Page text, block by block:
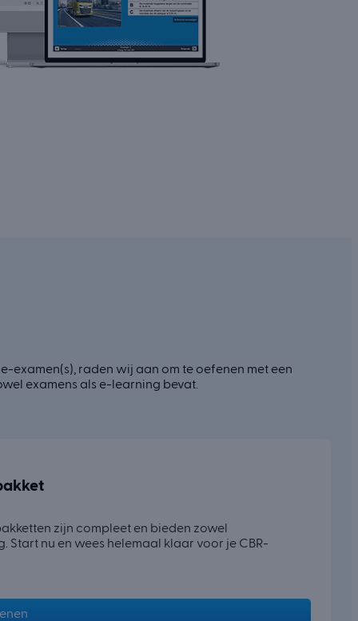
raden wij aan om te oefenen met een
examens als e-learning bevat.
zijn compleet en bieden zowel
Start nu en wees helemaal klaar voor je CBR-